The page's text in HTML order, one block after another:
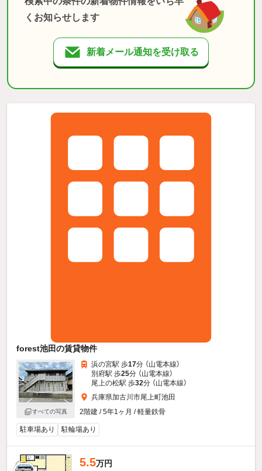
くお知らせします
新着メール通知を受け取る
forest池田の賃貸物件
すべての写真
浜の宮駅 歩17分 （山電本線）
別府駅 歩25分 （山電本線）
尾上の松駅 歩32分 （山電本線）
兵庫県加古川市尾上町池田
2階建 / 5年1ヶ月 / 軽量鉄骨
駐車場あり 駐輪場あり
5.5万円